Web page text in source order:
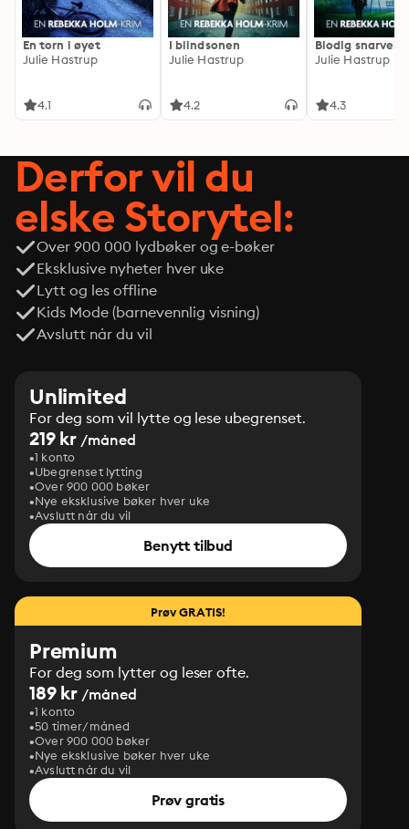
En torn i øyet
Julie Hastrup
4.1
I blindsonen
Julie Hastrup
4.2
Blodig snarvei
Julie Hastrup
4.3
Derfor vil du
elske Storytel:
Over 900 000 lydbøker og e-bøker
Eksklusive nyheter hver uke
Lytt og les offline
Kids Mode (barnevennlig visning)
Avslutt når du vil
Unlimited
For deg som vil lytte og lese ubegrenset.
219 kr /måned
1 konto
Ubegrenset lytting
Over 900 000 bøker
Nye eksklusive bøker hver uke
Avslutt når du vil
Benytt tilbud
Prøv GRATIS!
Premium
For deg som lytter og leser ofte.
189 kr /måned
1 konto
50 timer/måned
Over 900 000 bøker
Nye eksklusive bøker hver uke
Avslutt når du vil
Prøv gratis